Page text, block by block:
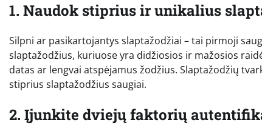
1. Naudok stiprius ir unikalius
Silpni ar pasikartojantys slaptažodžiai – tai pirmoji
slaptažodžius, kuriuose yra didžiosios ir mažosios
datas ar lengvai atspėjamus žodžius. Slaptažodžių
stiprius slaptažodžius saugiai.
2. Įjunkite dviejų faktorių